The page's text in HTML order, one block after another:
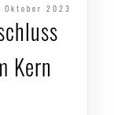
Oktober 2023
Kern